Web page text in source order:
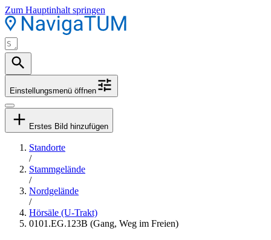
Zum Hauptinhalt springen
Einstellungsmenü öffnen
Erstes Bild hinzufügen
Standorte
/
Stammgelände
/
Nordgelände
/
Hörsäle (U-Trakt)
0101.EG.123B (Gang, Weg im Freien)